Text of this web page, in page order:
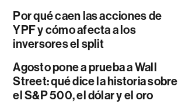
Por qué caen las acciones de
YPF y cómo afecta a los
inversores el split
Agosto pone a prueba a Wall
Street: qué dice la historia sobre
el S&P 500, el dólar y el oro